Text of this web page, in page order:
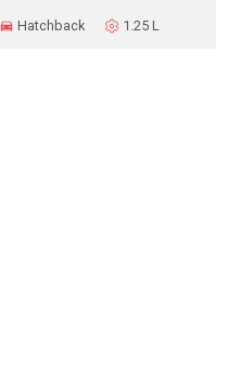
Hatchback 1.25 L